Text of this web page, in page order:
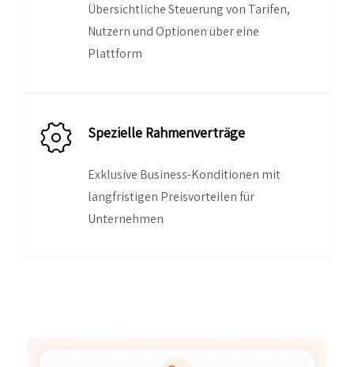
Übersichtliche Steuerung von Tarifen,
Nutzern und Optionen über eine
Plattform
Spezielle Rahmenverträge
Exklusive Business-Konditionen mit
langfristigen Preisvorteilen für
Unternehmen